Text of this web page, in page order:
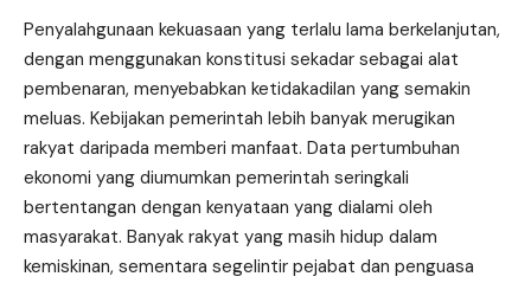
Penyalahgunaan kekuasaan yang terlalu lama berkelanjutan,
dengan menggunakan konstitusi sekadar sebagai alat
pembenaran, menyebabkan ketidakadilan yang semakin
meluas. Kebijakan pemerintah lebih banyak merugikan
rakyat daripada memberi manfaat. Data pertumbuhan
ekonomi yang diumumkan pemerintah seringkali
bertentangan dengan kenyataan yang dialami oleh
masyarakat. Banyak rakyat yang masih hidup dalam
kemiskinan, sementara segelintir pejabat dan penguasa